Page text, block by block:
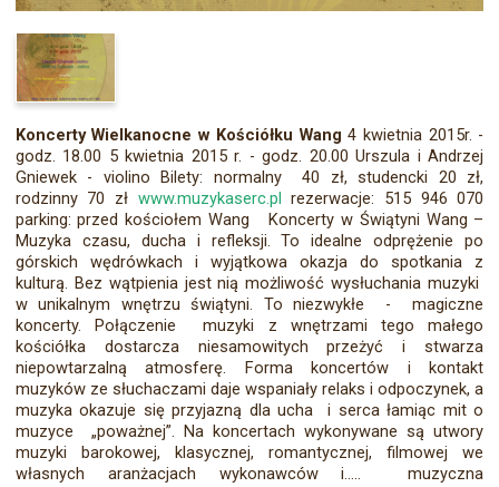
Koncerty Wielkanocne w Kościółku Wang 4 kwietnia 2015r. -
godz. 18.00 5 kwietnia 2015 r. - godz. 20.00 Urszula i Andrzej
Gniewek - violino Bilety: normalny 40 zł, studencki 20 zł,
rodzinny 70 zł www.muzykaserc.pl rezerwacje: 515 946 070
parking: przed kościołem Wang Koncerty w Świątyni Wang –
Muzyka czasu, ducha i refleksji. To idealne odprężenie po
górskich wędrówkach i wyjątkowa okazja do spotkania z
kulturą. Bez wątpienia jest nią możliwość wysłuchania muzyki
w unikalnym wnętrzu świątyni. To niezwykłe - magiczne
koncerty. Połączenie muzyki z wnętrzami tego małego
kościółka dostarcza niesamowitych przeżyć i stwarza
niepowtarzalną atmosferę. Forma koncertów i kontakt
muzyków ze słuchaczami daje wspaniały relaks i odpoczynek, a
muzyka okazuje się przyjazną dla ucha i serca łamiąc mit o
muzyce „poważnej”. Na koncertach wykonywane są utwory
muzyki barokowej, klasycznej, romantycznej, filmowej we
własnych aranżacjach wykonawców i..... muzyczna